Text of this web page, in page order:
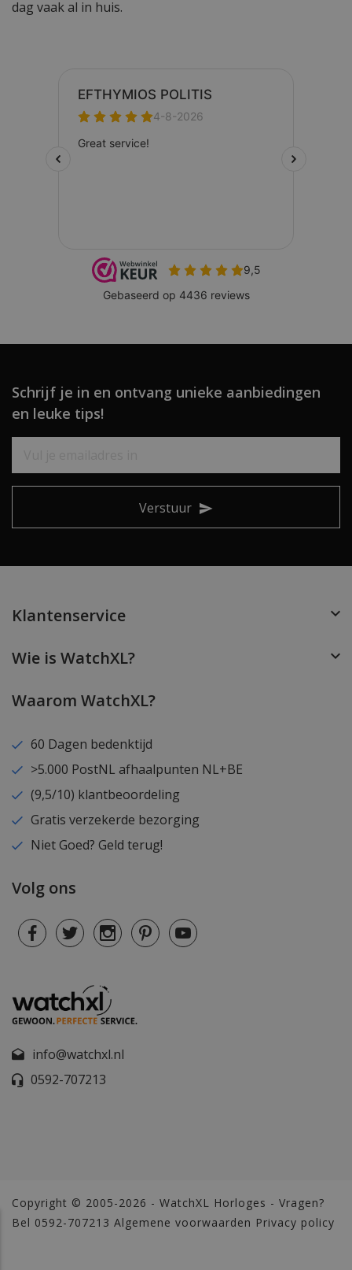
dag vaak al in huis.
Schrijf je in en ontvang unieke aanbiedingen
en leuke tips!
Verstuur
Klantenservice
Wie is WatchXL?
Waarom WatchXL?
60 Dagen bedenktijd
>5.000 PostNL afhaalpunten NL+BE
(9,5/10) klantbeoordeling
Gratis verzekerde bezorging
Niet Goed? Geld terug!
Volg ons
info@watchxl.nl
0592-707213
Copyright © 2005-2026 - WatchXL Horloges - Vragen?
Bel 0592-707213 Algemene voorwaarden Privacy policy